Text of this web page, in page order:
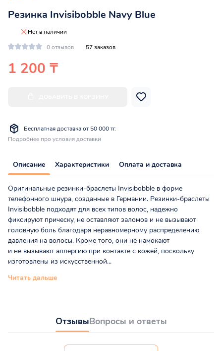
Резинка Invisibobble Navy Blue
Нет в наличии
0 отзывов
57 заказов
1 200 ₸
Бесплатная доставка от 50 000 тг.
Подробнее про условия доставки
Описание Характеристики Оплата и доставка
Оригинальные резинки-браслеты Invisibobble в форме
телефонного шнура, созданные в Германии. Резинки-браслеты
Invisibobble подходят для всех типов волос, надежно
фиксируют прическу, не оставляют заломов и не вызывают
головную боль благодаря неравномерному распределению
давления на волосы. Кроме того, они не намокают
и не вызывают аллергию при контакте с кожей, поскольку
изготовлены из искусственной...
Читать дальше
ОтзывыВопросы и ответы